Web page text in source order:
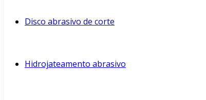
Disco abrasivo de corte
Hidrojateamento abrasivo